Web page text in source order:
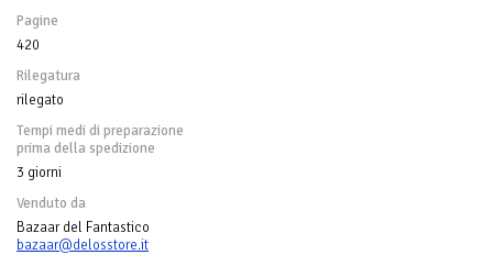
Pagine
420
Rilegatura
rilegato
Tempi medi di preparazione
prima della spedizione
3 giorni
Venduto da
Bazaar del Fantastico
bazaar@delosstore.it